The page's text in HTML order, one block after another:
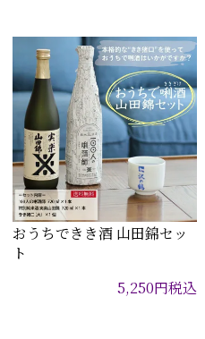
おうちできき酒 山田錦セッ
ト
5,250円税込